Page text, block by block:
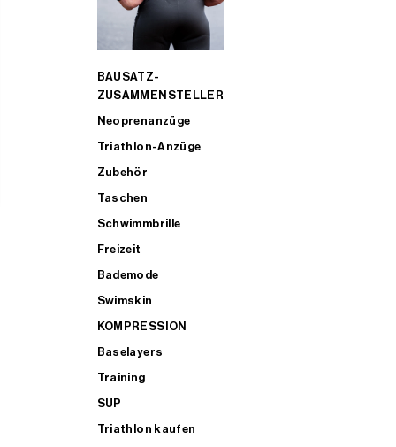
BAUSATZ-
ZUSAMMENSTELLER
Neoprenanzüge
Triathlon-Anzüge
Zubehör
Taschen
Schwimmbrille
Freizeit
Bademode
Swimskin
KOMPRESSION
Baselayers
Training
SUP
Triathlon kaufen